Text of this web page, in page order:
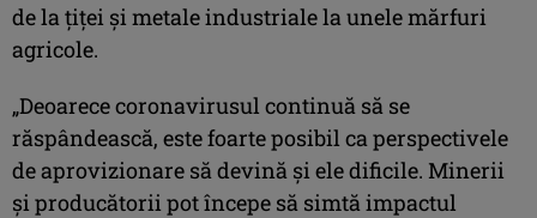
de la ţiţei şi metale industriale la unele mărfuri
agricole.
„Deoarece coronavirusul continuă să se
răspândească, este foarte posibil ca perspectivele
de aprovizionare să devină şi ele dificile. Minerii
şi producătorii pot începe să simtă impactul